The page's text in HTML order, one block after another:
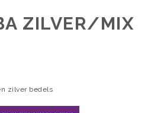
ZILVER/MIX
zilver bedels